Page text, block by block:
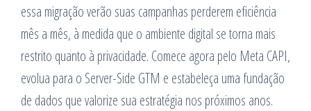
essa migração verão suas campanhas perderem eficiência
mês a mês, à medida que o ambiente digital se torna mais
restrito quanto à privacidade. Comece agora pelo Meta CAPI,
evolua para o Server-Side GTM e estabeleça uma fundação
de dados que valorize sua estratégia nos próximos anos.